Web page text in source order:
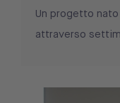
Un progetto
attraverso